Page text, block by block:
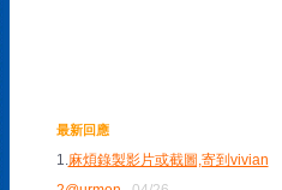
最新回應
1.麻煩錄製影片或截圖,寄到vivian